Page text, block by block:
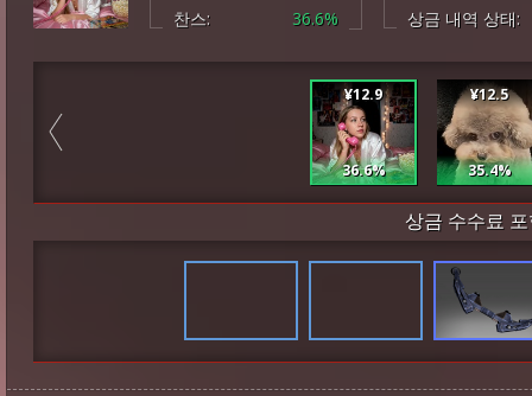
찬스:
36.6%
상금 내역 상태:
¥12.9
36.6%
¥12.5
35.4%
상금 수수료